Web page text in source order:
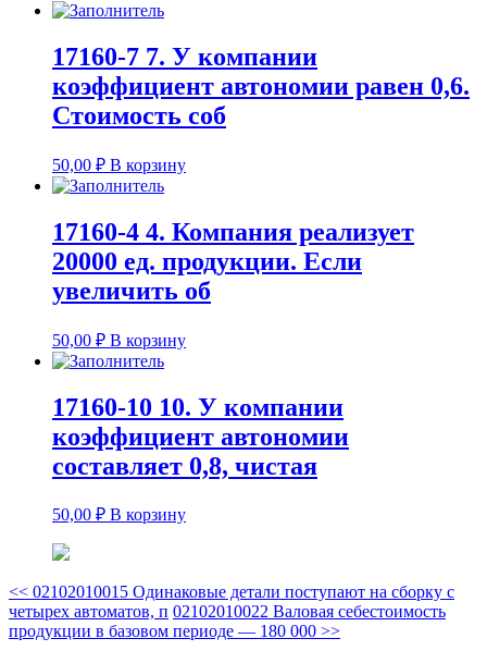
17160-7 7. У компании
коэффициент автономии равен 0,6.
Стоимость соб
50,00 ₽ В корзину
17160-4 4. Компания реализует
20000 ед. продукции. Если
увеличить об
50,00 ₽ В корзину
17160-10 10. У компании
коэффициент автономии
составляет 0,8, чистая
50,00 ₽ В корзину
<< 02102010015 Одинаковые детали поступают на сборку с
четырех автоматов, п 02102010022 Валовая себестоимость
продукции в базовом периоде — 180 000 >>